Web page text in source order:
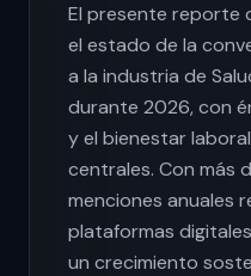
El presente reporte
el estado de la
a la industria de
durante 2026, con
y el bienestar
centrales. Con más
menciones anuales
plataformas
un crecimiento